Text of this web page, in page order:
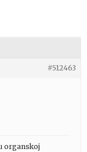
#512463
organskoj